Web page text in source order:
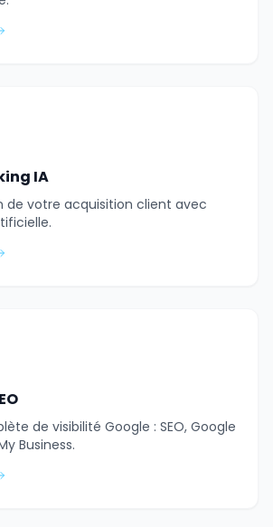
IA
de votre acquisition client avec
de visibilité Google : SEO, Google
Business.